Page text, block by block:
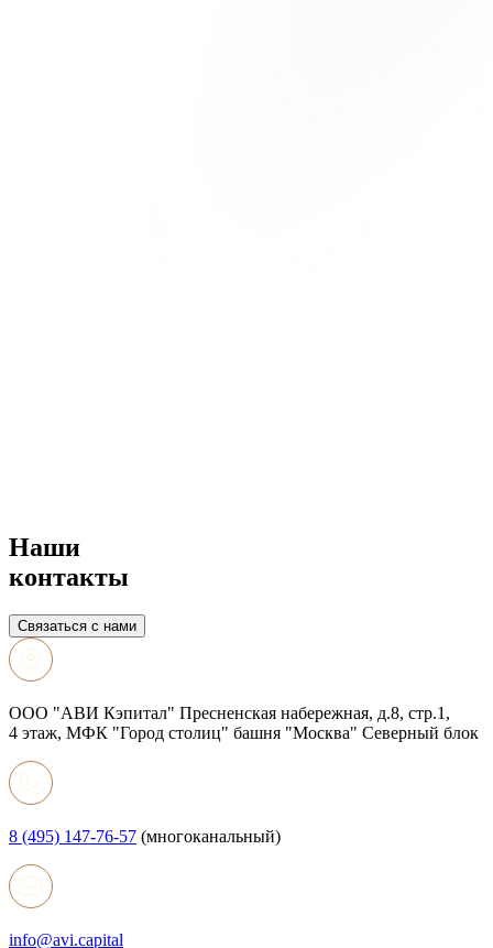
Наши
контакты
Связаться с нами
ООО "АВИ Кэпитал" Пресненская набережная, д.8, стр.1,
4 этаж, МФК "Город столиц" башня "Москва" Северный блок
8 (495) 147-76-57 (многоканальный)
info@avi.capital